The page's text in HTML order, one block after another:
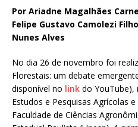
Por Ariadne Magalhães
Felipe Gustavo Camolezi
Nunes Alves
No dia 26 de novembro foi
Florestais: um debate
disponível no link do YouTube),
Estudos e Pesquisas Agrícolas
Faculdade de Ciências